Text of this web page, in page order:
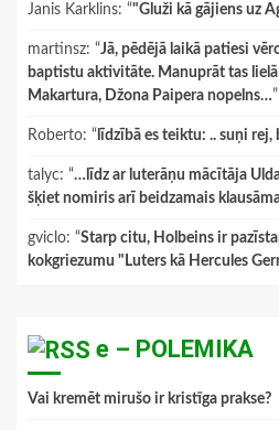
Janis Karklins: “"Gluži kā gājiens uz
martinsz: “Jā, pēdējā laikā patiesi
baptistu aktivitāte. Manuprāt tas
Makartura, Džona Paipera nopelns…”
Roberto: “ līdzībā es teiktu: .. suņi rej,
talyc: “…līdz ar luterāņu mācītāja
šķiet nomiris arī beidzamais
gviclo: “Starp citu, Holbeins ir
kokgriezumu "Luters kā Hercules
e – POLEMIKA
Vai kremēt mirušo ir kristīga prakse?